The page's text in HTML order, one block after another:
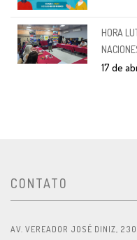
HORA
17 de
CONTATO
AV. VEREADOR JOSÉ DINIZ,